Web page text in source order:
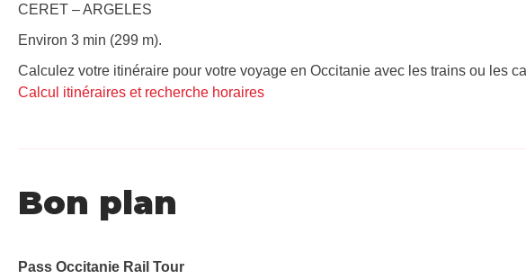
CERET – ARGELES
Environ 3 min (299 m).
Calculez votre itinéraire pour votre voyage en Occitanie avec les trains ou les
Calcul itinéraires et recherche horaires
Bon plan
Pass Occitanie Rail Tour​